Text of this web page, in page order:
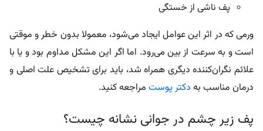
پف ناشی از خستگی
ورمی که در اثر این عوامل ایجاد می‌شود، معمولا بدون خطر و موقتی
است و به سرعت از بین می‌رود. اما اگر این مشکل مداوم بود و یا با
علائم نگران‌کننده دیگری همراه شد، باید برای تشخیص علت اصلی و
درمان مناسب به دکتر پوست مراجعه کنید.
پف زیر چشم در جوانی نشانه چیست؟